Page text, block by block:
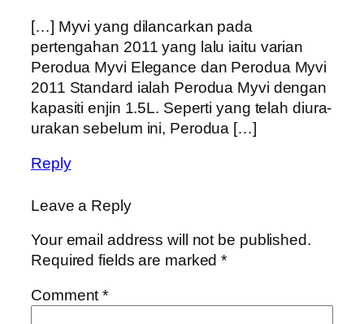
[…] Myvi yang dilancarkan pada
pertengahan 2011 yang lalu iaitu varian
Perodua Myvi Elegance dan Perodua Myvi
2011 Standard ialah Perodua Myvi dengan
kapasiti enjin 1.5L. Seperti yang telah diura-
urakan sebelum ini, Perodua […]
Reply
Leave a Reply
Your email address will not be published.
Required fields are marked*
Comment*